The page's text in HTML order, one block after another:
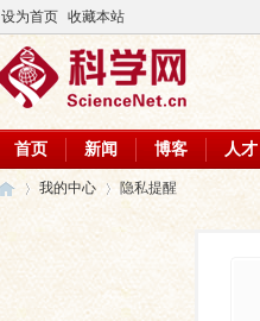
设为首页 收藏本站
首页 新闻 博客 人才
›
我的中心 隐私提醒